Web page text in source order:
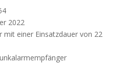
2022
mit einer Einsatzdauer von 22